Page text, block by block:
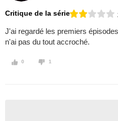
Critique de la série
J'ai regardé les premiers
n'ai pas du tout accroché.
0 1